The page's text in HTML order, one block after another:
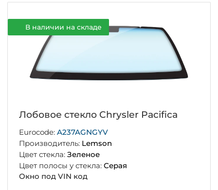
В наличии на складе
Лобовое стекло Chrysler Pacifica
Eurocode: A237AGNGYV
Производитель: Lemson
Цвет стекла: Зеленое
Цвет полосы у стекла: Серая
Окно под VIN код